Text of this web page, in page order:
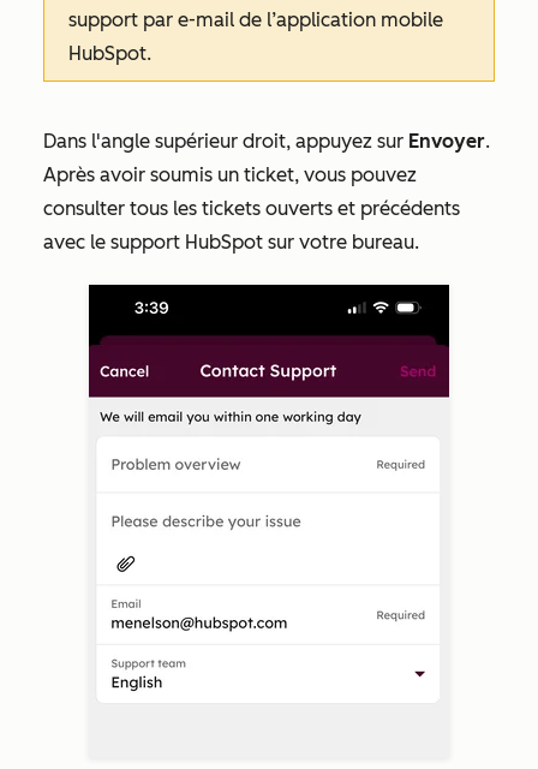
support par e-mail de l’application mobile
HubSpot.
Dans l'angle supérieur droit, appuyez sur Envoyer.
Après avoir soumis un ticket, vous pouvez
consulter tous les tickets ouverts et précédents
avec le support HubSpot sur votre bureau.